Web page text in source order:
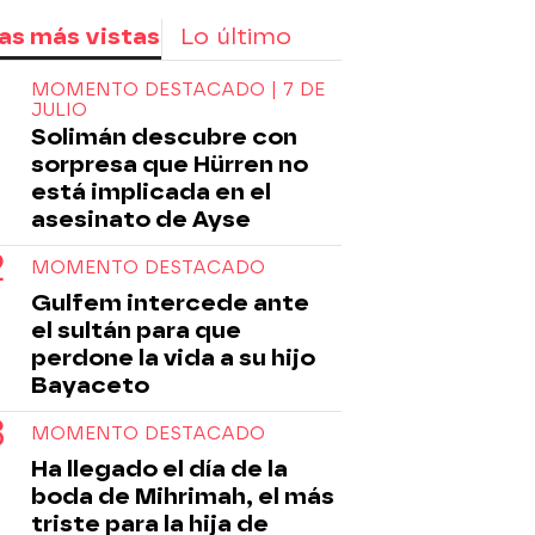
más vistas Lo último
MOMENTO DESTACADO | 7 DE
JULIO
Solimán descubre con
sorpresa que Hürren no
está implicada en el
asesinato de Ayse
MOMENTO DESTACADO
Gulfem intercede ante
el sultán para que
perdone la vida a su hijo
Bayaceto
MOMENTO DESTACADO
Ha llegado el día de la
boda de Mihrimah, el más
triste para la hija de